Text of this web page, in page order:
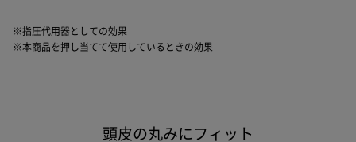
※指圧代用器としての効果
※本商品を押し当てて使用しているときの効果
頭皮の丸みにフィット